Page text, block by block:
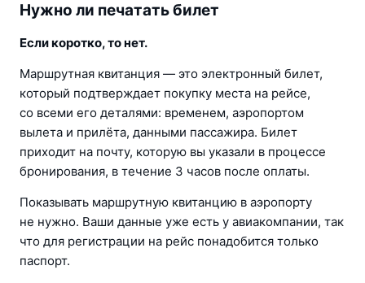
Нужно ли печатать билет
Если коротко, то нет.
Маршрутная квитанция — это электронный билет,
который подтверждает покупку места на рейсе,
со всеми его деталями: временем, аэропортом
вылета и прилёта, данными пассажира. Билет
приходит на почту, которую вы указали в процессе
бронирования, в течение 3 часов после оплаты.
Показывать маршрутную квитанцию в аэропорту
не нужно. Ваши данные уже есть у авиакомпании, так
что для регистрации на рейс понадобится только
паспорт.